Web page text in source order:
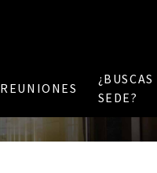
REUNIONES
¿BUSCAS
SEDE?